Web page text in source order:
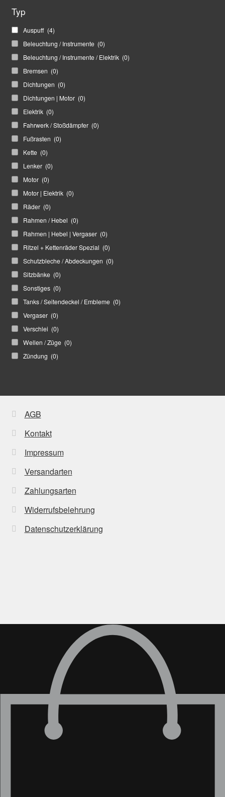
Typ
Auspuff (4)
Beleuchtung / Instrumente (0)
Beleuchtung / Instrumente / Elektrik (0)
Bremsen (0)
Dichtungen (0)
Dichtungen | Motor (0)
Elektrik (0)
Fahrwerk / Stoßdämpfer (0)
Fußrasten (0)
Kette (0)
Lenker (0)
Motor (0)
Motor | Elektrik (0)
Räder (0)
Rahmen / Hebel (0)
Rahmen | Hebel | Vergaser (0)
Ritzel + Kettenräder Spezial (0)
Schutzbleche / Abdeckungen (0)
Sitzbänke (0)
Sonstiges (0)
Tanks / Seitendeckel / Embleme (0)
Vergaser (0)
Verschlei (0)
Wellen / Züge (0)
Zündung (0)
AGB
Kontakt
Impressum
Versandarten
Zahlungsarten
Widerrufsbelehrung
Datenschutzerklärung